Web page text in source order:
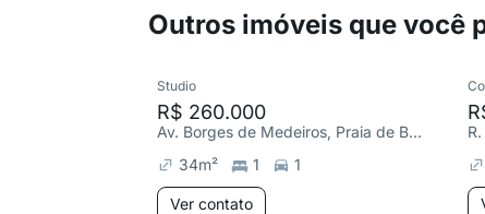
Outros imóveis que você
Studio
R$ 260.000
Av. Borges de Medeiros, Praia de Belas
34m² 1 1
Ver contato